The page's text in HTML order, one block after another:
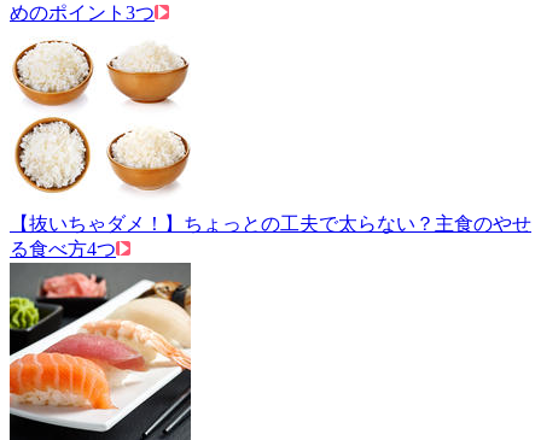
めのポイント3つ
【抜いちゃダメ！】ちょっとの工夫で太らない？主食のやせ
る食べ方4つ